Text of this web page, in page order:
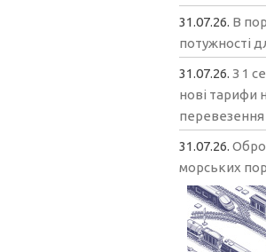
31.07.26. В
потужності
31.07.26.З 1
нові тарифи
перевезення
31.07.26.
морських